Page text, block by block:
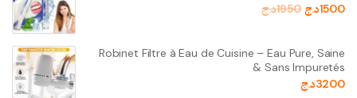
1500د.ج 1950د.ج
Robinet Filtre à Eau de Cuisine – Eau Pure, Saine
& Sans Impuretés
3200د.ج